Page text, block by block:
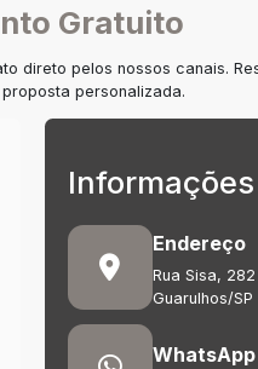
Gratuito
direto pelos nossos canais.
personalizada.
Endereço
Rua Sisa,
Guarulhos/
WhatsApp